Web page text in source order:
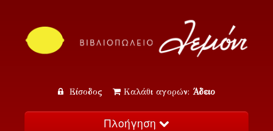
Είσοδος Καλάθι αγορών: Άδειο
Πλοήγηση